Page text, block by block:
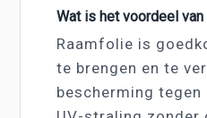
Wat is het voordeel
Raamfolie is
te brengen en te
bescherming tegen